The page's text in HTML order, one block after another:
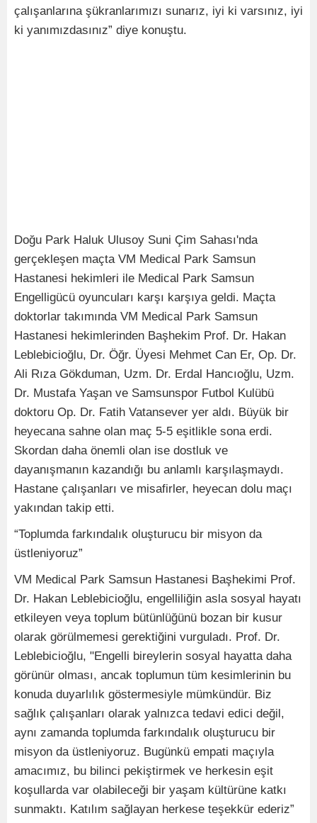
çalışanlarına şükranlarımızı sunarız, iyi ki varsınız, iyi
ki yanımızdasınız” diye konuştu.
Doğu Park Haluk Ulusoy Suni Çim Sahası'nda
gerçekleşen maçta VM Medical Park Samsun
Hastanesi hekimleri ile Medical Park Samsun
Engelligücü oyuncuları karşı karşıya geldi. Maçta
doktorlar takımında VM Medical Park Samsun
Hastanesi hekimlerinden Başhekim Prof. Dr. Hakan
Leblebicioğlu, Dr. Öğr. Üyesi Mehmet Can Er, Op. Dr.
Ali Rıza Gökduman, Uzm. Dr. Erdal Hancıoğlu, Uzm.
Dr. Mustafa Yaşan ve Samsunspor Futbol Kulübü
doktoru Op. Dr. Fatih Vatansever yer aldı. Büyük bir
heyecana sahne olan maç 5-5 eşitlikle sona erdi.
Skordan daha önemli olan ise dostluk ve
dayanışmanın kazandığı bu anlamlı karşılaşmaydı.
Hastane çalışanları ve misafirler, heyecan dolu maçı
yakından takip etti.
“Toplumda farkındalık oluşturucu bir misyon da
üstleniyoruz”
VM Medical Park Samsun Hastanesi Başhekimi Prof.
Dr. Hakan Leblebicioğlu, engelliliğin asla sosyal hayatı
etkileyen veya toplum bütünlüğünü bozan bir kusur
olarak görülmemesi gerektiğini vurguladı. Prof. Dr.
Leblebicioğlu, "Engelli bireylerin sosyal hayatta daha
görünür olması, ancak toplumun tüm kesimlerinin bu
konuda duyarlılık göstermesiyle mümkündür. Biz
sağlık çalışanları olarak yalnızca tedavi edici değil,
aynı zamanda toplumda farkındalık oluşturucu bir
misyon da üstleniyoruz. Bugünkü empati maçıyla
amacımız, bu bilinci pekiştirmek ve herkesin eşit
koşullarda var olabileceği bir yaşam kültürüne katkı
sunmaktı. Katılım sağlayan herkese teşekkür ederiz”